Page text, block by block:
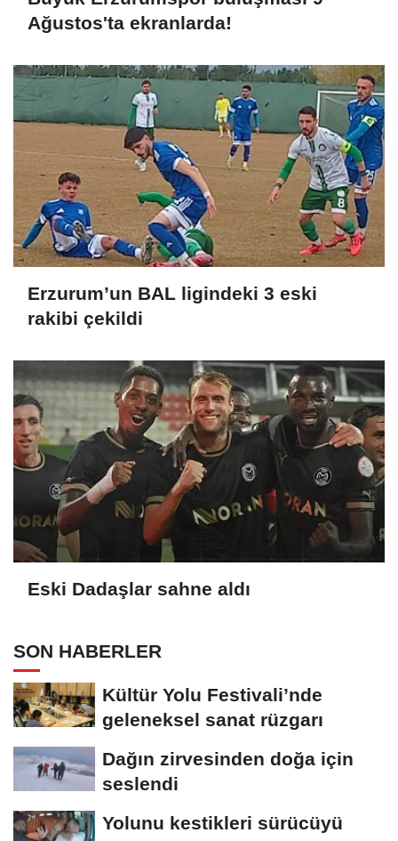
Ağustos'ta ekranlarda!
Erzurum’un BAL ligindeki 3 eski
rakibi çekildi
Eski Dadaşlar sahne aldı
SON HABERLER
Kültür Yolu Festivali’nde
geleneksel sanat rüzgarı
Dağın zirvesinden doğa için
seslendi
Yolunu kestikleri sürücüyü